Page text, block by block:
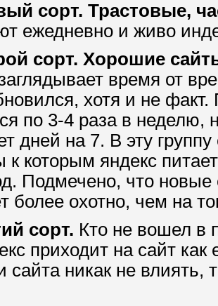
сорт. Трастовые,
ежедневно и живо
сорт. Хорошие
время от
хотя и не
по 3-4 раза в неделю,
дней на 7. В эту
к которым яндекс
Подмечено, что новые
более охотно, чем на
сорт. Кто не вошел в
приходит на сайт
сайта никак не влиять,